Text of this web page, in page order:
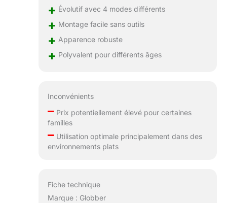
confortables.
+ Évolutif avec 4 modes différents
+ Montage facile sans outils
+ Apparence robuste
+ Polyvalent pour différents âges
Inconvénients
–Prix potentiellement élevé pour certaines
familles
–Utilisation optimale principalement dans des
environnements plats
Fiche technique
Marque : Globber